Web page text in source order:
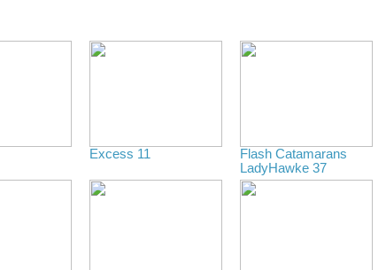
Excess 11
Flash Catamarans
LadyHawke 37